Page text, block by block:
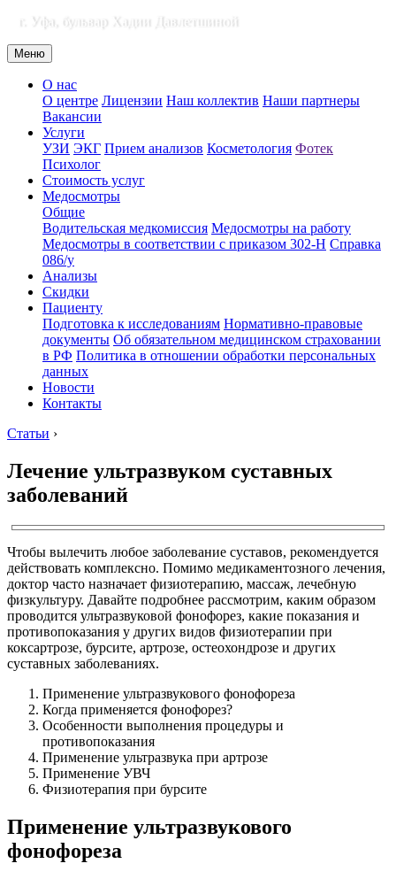
г. Уфа, бульвар Хадии Давлетшиной
Меню
О нас
О центре Лицензии Наш коллектив Наши партнеры
Вакансии
Услуги
УЗИ ЭКГ Прием анализов Косметология Фотек
Психолог
Стоимость услуг
Медосмотры
Общие
Водительская медкомиссия Медосмотры на работу
Медосмотры в соответствии с приказом 302-Н Справка
086/у
Анализы
Скидки
Пациенту
Подготовка к исследованиям Нормативно-правовые
документы Об обязательном медицинском страховании
в РФ Политика в отношении обработки персональных
данных
Новости
Контакты
Статьи ›
Лечение ультразвуком суставных
заболеваний
Чтобы вылечить любое заболевание суставов, рекомендуется
действовать комплексно. Помимо медикаментозного лечения,
доктор часто назначает физиотерапию, массаж, лечебную
физкультуру. Давайте подробнее рассмотрим, каким образом
проводится ультразвуковой фонофорез, какие показания и
противопоказания у других видов физиотерапии при
коксартрозе, бурсите, артрозе, остеохондрозе и других
суставных заболеваниях.
Применение ультразвукового фонофореза
Когда применяется фонофорез?
Особенности выполнения процедуры и
противопоказания
Применение ультразвука при артрозе
Применение УВЧ
Физиотерапия при бурсите
Применение ультразвукового
фонофореза